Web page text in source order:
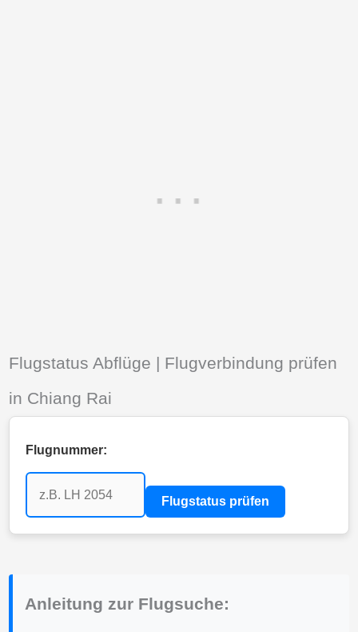
Flugstatus Abflüge | Flugverbindung prüfen
in Chiang Rai
Flugnummer:
Flugstatus prüfen
Anleitung zur Flugsuche: